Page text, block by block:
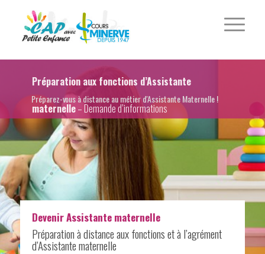
Préparation aux fonctions d’Assistante
maternelle– Demande d’informations
Préparez-vous à distance au métier d'Assistante Maternelle !
Devenir Assistante maternelle
Préparation à distance aux fonctions et à l’agrément
d’Assistante maternelle